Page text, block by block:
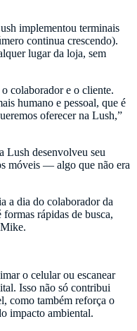
implementou terminais
continua crescendo).
lugar da loja, sem
colaborador e o cliente.
humano e pessoal, que é
oferecer na Lush,”
Lush desenvolveu seu
móveis — algo que não era
a dia do colaborador da
rápidas de busca,
o celular ou escanear
Isso não só contribui
como também reforça o
impacto ambiental.